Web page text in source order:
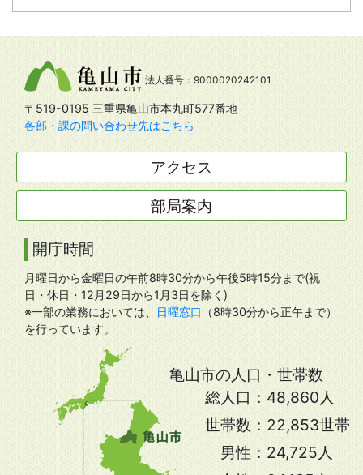
法人番号：9000020242101
〒519-0195 三重県亀山市本丸町577番地
各部・課の問い合わせ先はこちら
アクセス
部局案内
開庁時間
月曜日から金曜日の午前8時30分から午後5時15分まで(祝
日・休日・12月29日から1月3日を除く)
※一部の業務においては、
日曜窓口
（8時30分から正午まで）
を行っています。
亀山市の人口・世帯数
総人口： 48,860人
世帯数： 22,853世帯
男性： 24,725人